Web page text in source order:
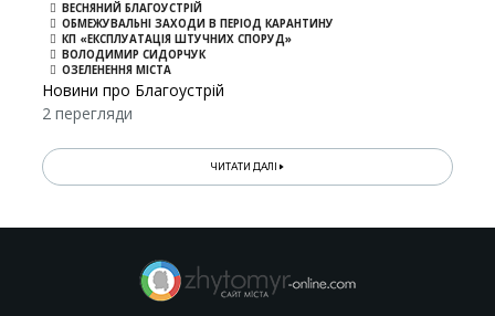
ВЕСНЯНИЙ БЛАГОУСТРІЙ
ОБМЕЖУВАЛЬНІ ЗАХОДИ В ПЕРІОД КАРАНТИНУ
КП «ЕКСПЛУАТАЦІЯ ШТУЧНИХ СПОРУД»
ВОЛОДИМИР СИДОРЧУК
ОЗЕЛЕНЕННЯ МІСТА
Новини про Благоустрій
2 перегляди
ЧИТАТИ ДАЛІ